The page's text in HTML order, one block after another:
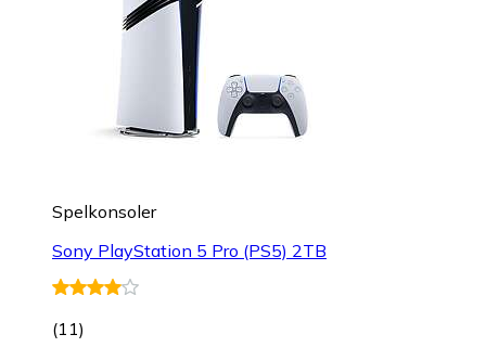
Spelkonsoler
Sony PlayStation 5 Pro (PS5) 2TB
(11)